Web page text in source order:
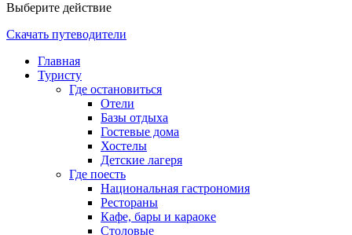
Выберите действие
Скачать путеводители
Главная
Туристу
Где остановиться
Отели
Базы отдыха
Гостевые дома
Хостелы
Детские лагеря
Где поесть
Национальная гастрономия
Рестораны
Кафе, бары и караоке
Столовые